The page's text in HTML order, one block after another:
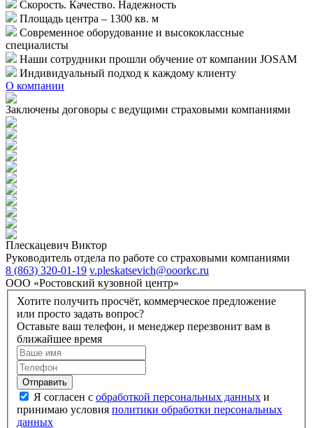
Скорость. Качество. Надежность
Площадь центра – 1300 кв. м
Современное оборудование и высококлассные
специалисты
Наши сотрудники прошли обучение от компании JOSAM
Индивидуальный подход к каждому клиенту
О компании
Заключены договоры с ведущими страховыми компаниями
Плескацевич Виктор
Руководитель отдела по работе со страховыми компаниями
8 (863) 320-01-19 v.pleskatsevich@ooorkc.ru
ООО «Ростовский кузовной центр»
Хотите получить просчёт, коммерческое предложение
или просто задать вопрос?
Оставьте ваш телефон, и менеджер перезвонит вам в
ближайшее время
Я согласен с обработкой персональных данных и
принимаю условия политики обработки персональных
данных